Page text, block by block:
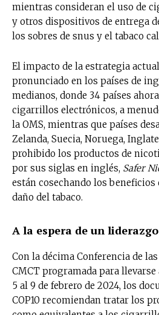
mientras consideran el uso de
y otros dispositivos de entrega
los sobres de snus y el tabaco
El impacto de la estrategia
pronunciado en los países de
medianos, donde 34 países
cigarrillos electrónicos, a
la OMS, mientras que países
Zelanda, Suecia, Noruega,
prohibido los productos de
por sus siglas en inglés, Safer
están cosechando los beneficios
daño del tabaco.
A la espera de un
Con la décima Conferencia de las
CMCT programada para llevarse
5 al 9 de febrero de 2024, los
COP10 recomiendan tratar los